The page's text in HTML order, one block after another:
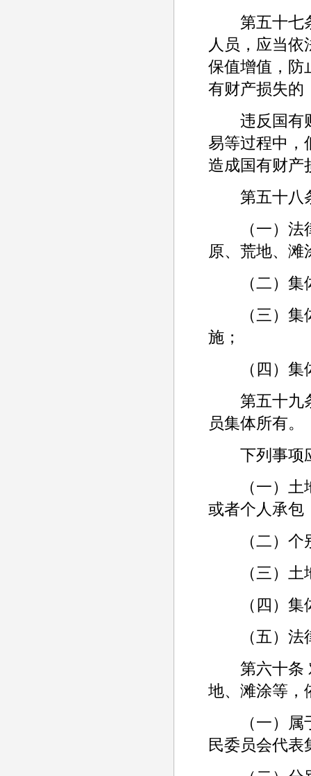
第五十七条
人员，应当
保值增值，防
有财产损失的
违反国有财
易等过程中，
造成国有财产
第五十八条
（一）法律
原、荒地、滩
（二）集体
（三）集体
施；
（四）集体
第五十九条
员集体所有。
下列事项应
（一）土地
或者个人承包
（二）个别
（三）土地
（四）集体
（五）法
第六十条
地、滩涂等，
（一）属于
民委员会代表